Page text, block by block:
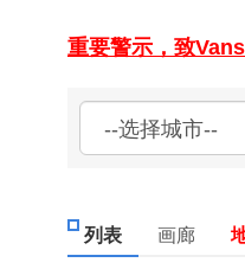
重要警示，致
列表 画廊